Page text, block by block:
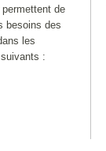
de
besoins des
les
: